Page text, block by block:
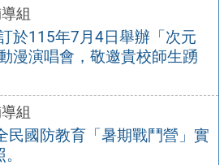
組
於115年7月4日舉辦「次元
漫演唱會，敬邀貴校師生踴
組
民國防教育「暑期戰鬥營」實